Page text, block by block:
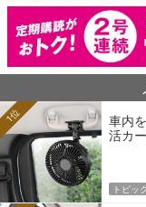
車内
活カ
1位
トピッ